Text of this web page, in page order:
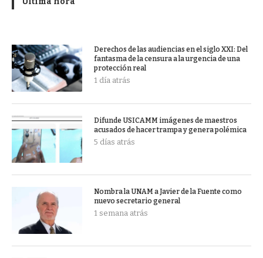
Derechos de las audiencias en el siglo XXI: Del
fantasma de la censura a la urgencia de una
protección real
1 día atrás
Difunde USICAMM imágenes de maestros
acusados de hacer trampa y genera polémica
5 días atrás
Nombra la UNAM a Javier de la Fuente como
nuevo secretario general
1 semana atrás